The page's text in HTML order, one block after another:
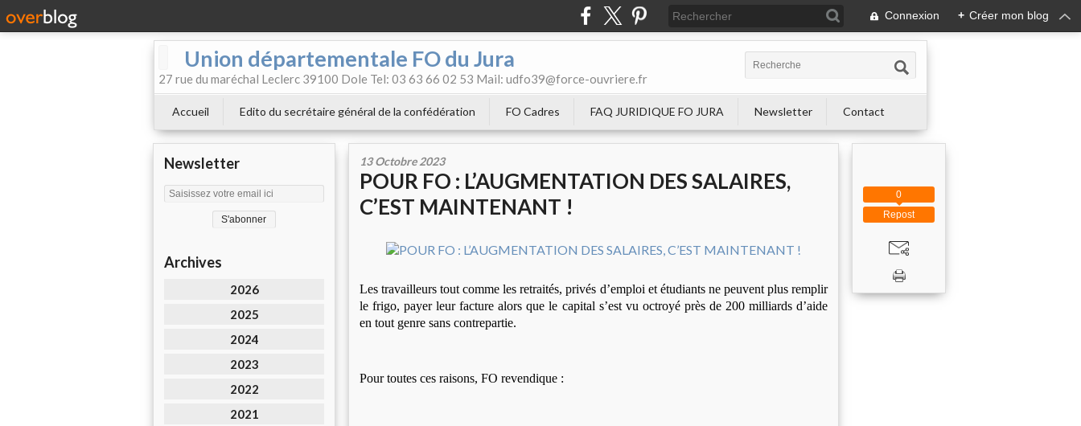
Connexion + Créer mon blog
Union départementale FO du Jura
27 rue du maréchal Leclerc 39100 Dole Tel: 03 63 66 02 53 Mail: udfo39@force-ouvriere.fr
Accueil Edito du secrétaire général de la confédération FO Cadres FAQ JURIDIQUE FO JURA Newsletter Contact
Newsletter
Archives
2026
2025
2024
2023
2022
2021
13 Octobre 2023
POUR FO : L’AUGMENTATION DES SALAIRES,
C’EST MAINTENANT !
Les travailleurs tout comme les retraités, privés d’emploi et étudiants ne peuvent plus remplir
le frigo, payer leur facture alors que le capital s’est vu octroyé près de 200 milliards d’aide
en tout genre sans contrepartie.
Pour toutes ces raisons, FO revendique :
Repost
0